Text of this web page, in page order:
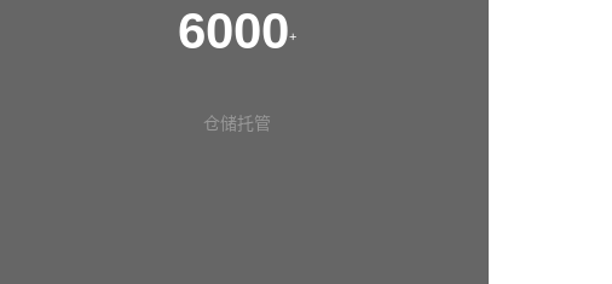
6000+
仓储托管